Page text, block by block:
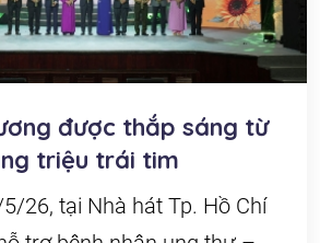
được thắp sáng từ
triệu trái tim
26, tại Nhà hát Tp. Hồ Chí